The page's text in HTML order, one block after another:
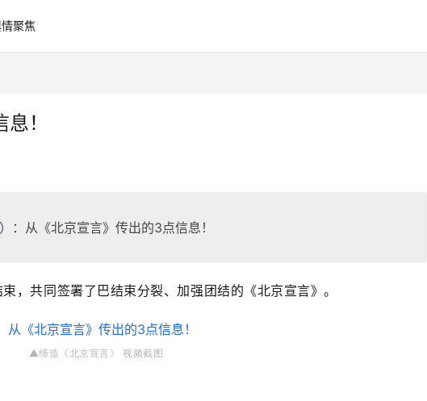
聚焦
！
）：从《北京宣言》传出的3点信息！
，共同签署了巴结束分裂、加强团结的《北京宣言》。
▲缔造《北京宣言》 视频截图